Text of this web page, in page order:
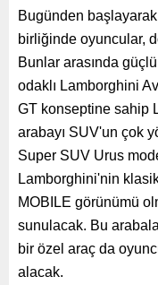
Bugünden
birliğinde oyuncular,
Bunlar arasında
odaklı Lamborghini
GT konseptine sahip
arabayı SUV'un çok
Super SUV Urus
Lamborghini'nin
MOBILE görünümü
sunulacak. Bu
bir özel araç da
alacak.